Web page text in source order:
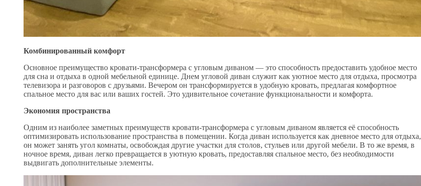
Комбинированный комфорт
Основное преимущество кровати-трансформера с угловым диваном — это способность предоставить удобное место
для сна и отдыха в одной мебельной единице. Днем угловой диван служит как уютное место для отдыха, просмотра
телевизора и разговоров с друзьями. Вечером он трансформируется в удобную кровать, предлагая комфортное
спальное место для вас или ваших гостей. Это удивительное сочетание функциональности и комфорта.
Экономия пространства
Одним из наиболее заметных преимуществ кровати-трансформера с угловым диваном является её способность
оптимизировать использование пространства в помещении. Когда диван используется как дневное место для отдыха,
он может занять угол комнаты, освобождая другие участки для столов, стульев или другой мебели. В то же время, в
ночное время, диван легко превращается в уютную кровать, предоставляя спальное место, без необходимости
выдвигать дополнительные элементы.